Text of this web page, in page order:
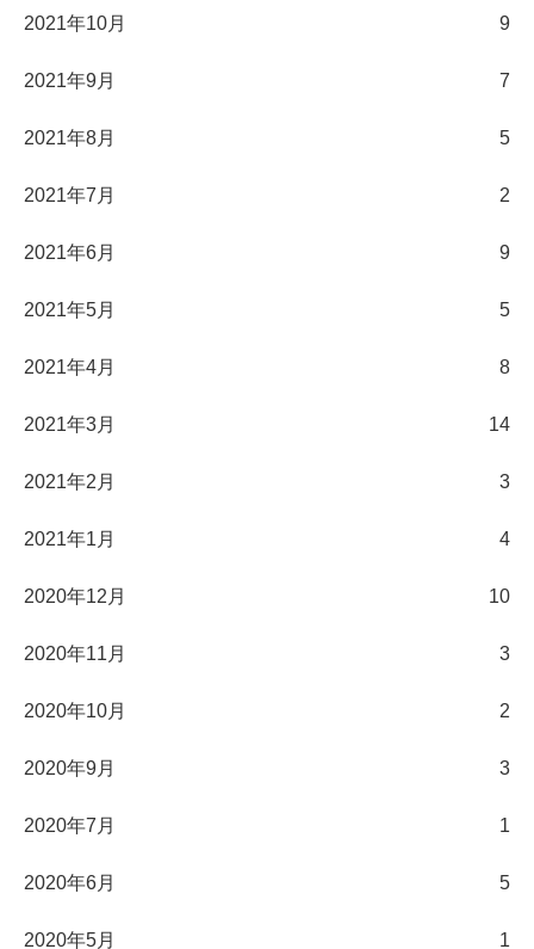
2021年10月 9
2021年9月 7
2021年8月 5
2021年7月 2
2021年6月 9
2021年5月 5
2021年4月 8
2021年3月 14
2021年2月 3
2021年1月 4
2020年12月 10
2020年11月 3
2020年10月 2
2020年9月 3
2020年7月 1
2020年6月 5
2020年5月 1